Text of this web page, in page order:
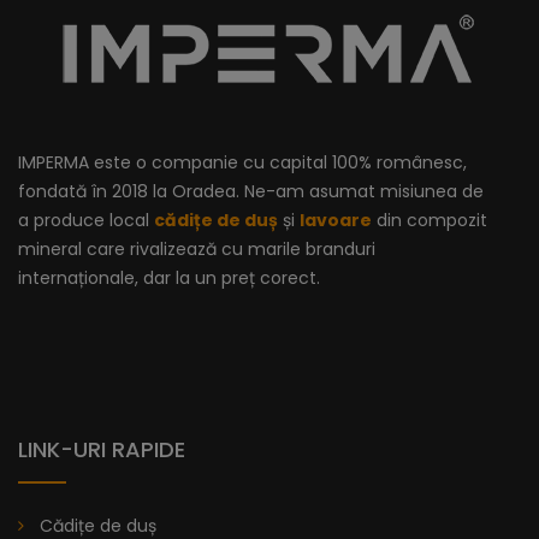
Cădiță De Duș Dalia, Antracit, Cu Sifon Inclus
IMPERMA este o companie cu capital 100% românesc,
fondată în 2018 la Oradea. Ne-am asumat misiunea de
a produce local cădițe de duș și lavoare din compozit
mineral care rivalizează cu marile branduri
internaționale, dar la un preț corect.
LINK-URI RAPIDE
Cădițe de duș